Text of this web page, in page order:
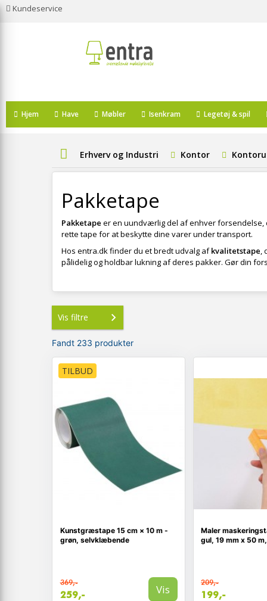
Kundeservice
Hjem Have Møbler Isenkram Legetøj & spil
Erhverv og Industri Kontor
Pakketape
Pakketape er en uundværlig del af enhver forsendelse,
rette tape for at beskytte dine varer under transport.
Hos entra.dk finder du et bredt udvalg afkvalitetstape,
pålidelig og holdbar lukning af deres pakker. Gør din
Vis filtre
Fandt 233 produkter
TILBUD
Kunstgræstape 15 cm × 10 m -
grøn, selvklæbende
369,-
259,- Vis
Maler
gul, 19 mm x 50
209,-
199,-